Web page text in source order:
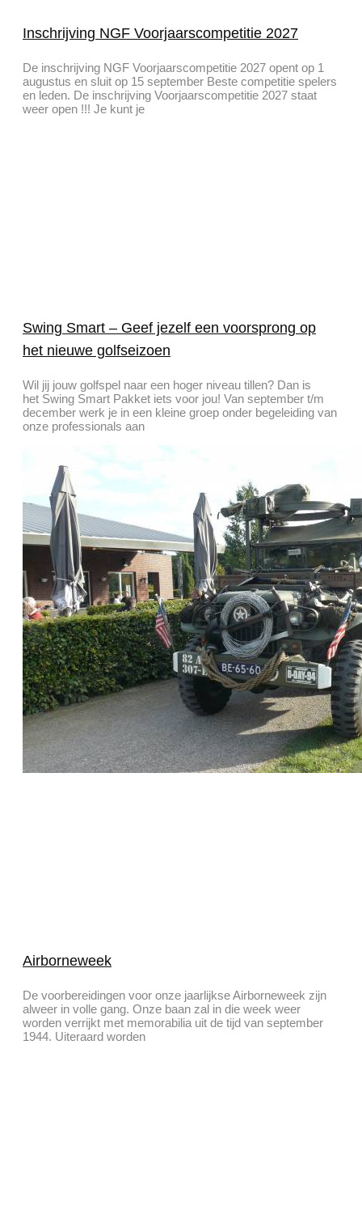
Inschrijving NGF Voorjaarscompetitie 2027
De inschrijving NGF Voorjaarscompetitie 2027 opent op 1
augustus en sluit op 15 september Beste competitie spelers
en leden. De inschrijving Voorjaarscompetitie 2027 staat
weer open !!! Je kunt je
Swing Smart – Geef jezelf een voorsprong op
het nieuwe golfseizoen
Wil jij jouw golfspel naar een hoger niveau tillen? Dan is
het Swing Smart Pakket iets voor jou! Van september t/m
december werk je in een kleine groep onder begeleiding van
onze professionals aan
Airborneweek
De voorbereidingen voor onze jaarlijkse Airborneweek zijn
alweer in volle gang. Onze baan zal in die week weer
worden verrijkt met memorabilia uit de tijd van september
1944. Uiteraard worden